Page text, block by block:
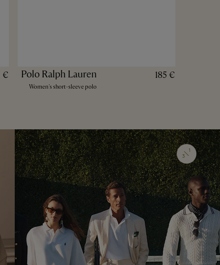
€ Polo Ralph Lauren
Women's short-sleeve polo
185 €
1
3